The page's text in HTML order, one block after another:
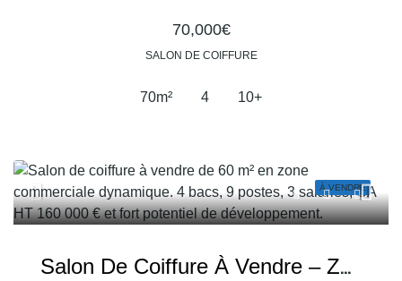
70,000€
SALON DE COIFFURE
70m² 4 10+
À VENDRE
Salon De Coiffure À Vendre – Zone Commerciale Dynamique Avec Fort Potentiel